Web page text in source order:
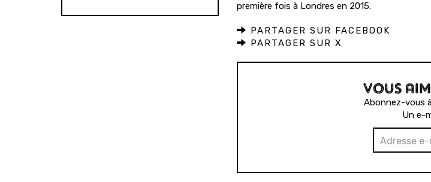
première fois à Londres en 2015.
PARTAGER SUR FACEBOOK
PARTAGER SUR X
VOUS
Abonnez-vous
Un e-